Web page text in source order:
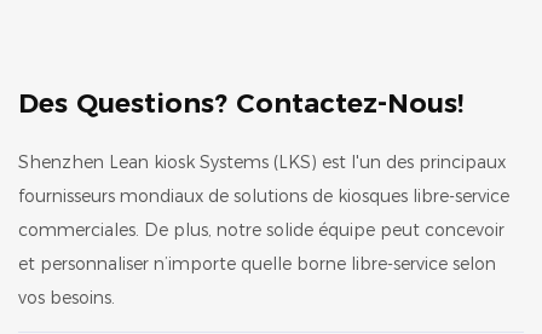
Des Questions? Contactez-Nous!
Shenzhen Lean kiosk Systems (LKS) est l'un des principaux
fournisseurs mondiaux de solutions de kiosques libre-service
commerciales. De plus, notre solide équipe peut concevoir
et personnaliser n’importe quelle borne libre-service selon
vos besoins.